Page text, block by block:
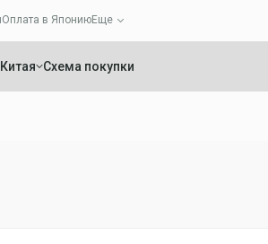
Оплата в ЯпониюЕще
Схема покупки